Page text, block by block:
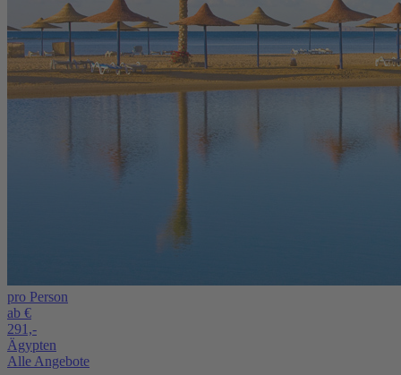
pro Person
ab €
291,-
Ägypten
Alle Angebote